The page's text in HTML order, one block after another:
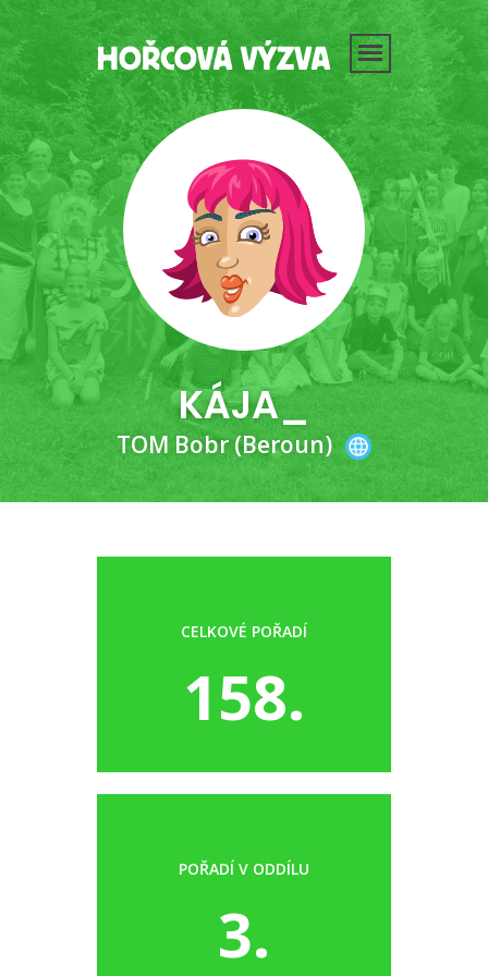
KÁJA_
TOM Bobr (Beroun)
CELKOVÉ POŘADÍ
158.
POŘADÍ V ODDÍLU
3.